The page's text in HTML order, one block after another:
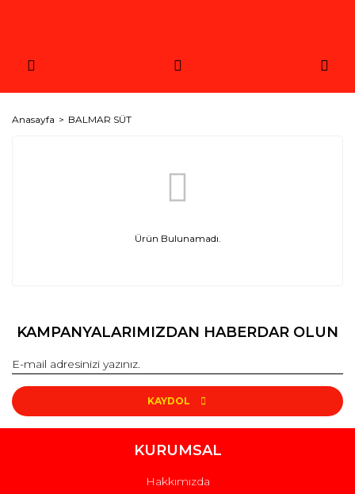
Anasayfa BALMAR SÜT
Ürün Bulunamadı.
KAMPANYALARIMIZDAN HABERDAR OLUN
KAYDOL
KURUMSAL
Hakkımızda